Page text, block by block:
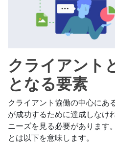
クライアント
となる要素
クライアント協働の中心にあ
が成功するために達成しなけ
ニーズを見る必要があります
とは以下を意味します。